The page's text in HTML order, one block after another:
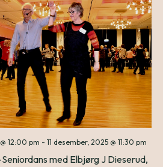
med Elbjørg J Dieserud,
12:00 pm - 11 desember, 2025 @ 11:30 pm